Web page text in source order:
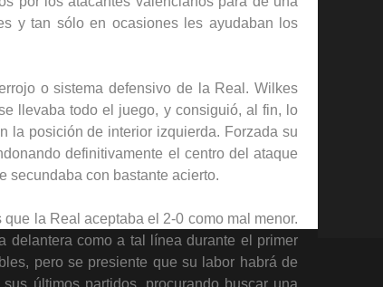
y tan sólo en ocasiones les ayudaban los
o sistema defensivo de la Real. Wilkes
llevaba todo el juego, y consiguió, al fin, lo
la posición de interior izquierda. Forzada su
definitivamente el centro del ataque
secundaba con bastante acierto.
la Real aceptaba el 2-0 como mal menor.
delantera como a tal línea durante el primer
pero se presiente que su labor habrá de
últimos partidos, procurando buscar una